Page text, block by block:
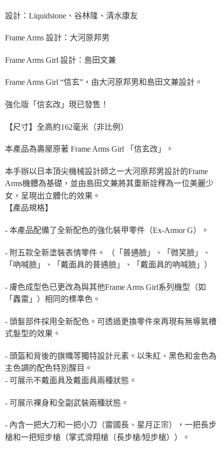
設計：Liquidstone、谷林隆、清水康友
Frame Arms 設計：大河原邦男
Frame Arms Girl 設計：島田文兼
Frame Arms Girl “信玄”，由大河原邦男和島田文兼設計。
強化版「信玄改」現已發售！
【尺寸】全高約162毫米（非比例）
本產品為壽屋原著 Frame Arms Girl 「信玄改」。
本手辦以日本頂尖機械設計師之一大河原邦男設計的Frame
Arms機體為基礎，並由島田文兼將其重新詮釋為一位美麗少
女，呈現出立體化的效果。
【產品規格】
- 本產品配備了全新配色的強化裝甲零件（Ex-Armor G）。
- 附五款全新塗裝表情零件。 （「普通臉」、「微笑臉」、
「吶喊臉」、「戴面具的普通臉」、「戴面具的吶喊臉」）
- 膚色成型色已更改為與其他Frame Arms Girl系列機型（如
「轟雷」）相同的標準色。
- 頭髮部件採用全新配色。可透過更換零件來再現有無導氣槽
式髮型的效果。
- 頭盔和背後的旗幟等獨特設計元素。以朱紅、黑色和金色為
主色調的配色特別醒目。
- 可展示不戴面具及戴面具兩種狀態。
- 可展示裸身和全副武裝兩種狀態。
- 內含一把大刀和一把小刀（雷國長、星月正宗），一把長步
槍和一把短步槍（掌式滑翔槍（長步槍/短步槍））。